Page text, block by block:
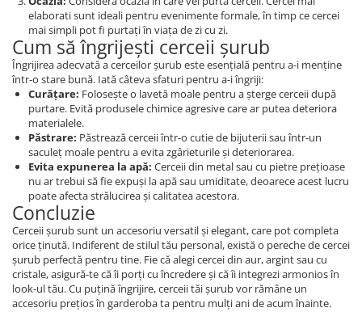
elaborati sunt ideali pentru evenimente formale, în timp ce cercei
mai simpli pot fi purtați în viața de zi cu zi.
Cum să îngrijești cerceii șurub
Îngrijirea adecvată a cerceilor șurub este esențială pentru a-i menține
într-o stare bună. Iată câteva sfaturi pentru a-i îngriji:
Curățare: Folosește o lavetă moale pentru a șterge cerceii după
purtare. Evită produsele chimice agresive care ar putea deteriora
materialele.
Păstrare: Păstrează cerceii într-o cutie de bijuterii sau într-un
saculeț moale pentru a evita zgârieturile și deteriorarea.
Evita expunerea la apă: Cerceii din metal sau cu pietre prețioase
nu ar trebui să fie expuși la apă sau umiditate, deoarece acest lucru
poate afecta strălucirea și calitatea acestora.
Concluzie
Cerceii șurub sunt un accesoriu versatil și elegant, care pot completa
orice ținută. Indiferent de stilul tău personal, există o pereche de cercei
șurub perfectă pentru tine. Fie că alegi cercei din aur, argint sau cu
cristale, asigură-te că îi porți cu încredere și că îi integrezi armonios în
look-ul tău. Cu puțină îngrijire, cerceii tăi șurub vor rămâne un
accesoriu prețios în garderoba ta pentru mulți ani de acum înainte.